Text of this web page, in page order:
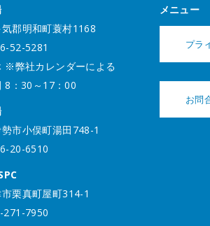
郡明和町蓑村1168
52-5281
※弊社カレンダーによる
8：30～17：00
市小俣町湯田748-1
20-6510
栗真町屋町314-1
271-7950
メニュー
プラ
お問